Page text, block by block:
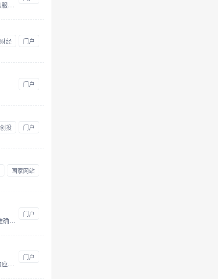
《检察日报》电子报是最高人民检察院主管、检察日报社主办的中央新闻网站，是经国家网信办审批的中央互联网信息服务单位。立足检察，宣传法治，及时报道社会主义法制建设的最新动态、热点和难点问题，高扬反腐倡廉的旗帜。
财经 门户
门户
创投 门户
国家网站
中国一带一路网是推进“一带一路”建设官方网站，是共建“一带一路”倡议重要政策最权威的解读平台、重要即时信息最准确的发布平台、企业经贸流通的便利服务平台、沿线人文交流和旅游合作的重要展示平台。
门户
凤凰网是中国领先的综合门户网站，提供含文图音视频的全方位综合新闻资讯、深度访谈、观点评论、财经产品、互动应用、分享社区等服务，同时与凤凰无线、凤凰宽频形成三屏联动，为全球主流华人提供互联网、无线通信、电视网三网融合无缝衔接的新媒体优质体验。
门户